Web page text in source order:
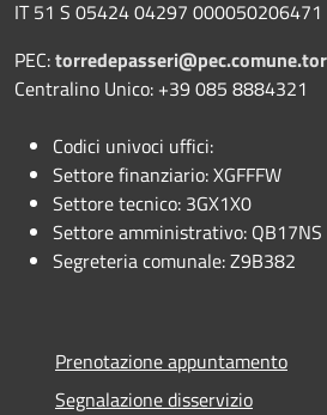
IT 51 S 05424 04297 000050206471
PEC:
Centralino Unico: +39 085 8884321
Codici univoci uffici:
Settore finanziario: XGFFFW
Settore tecnico: 3GX1X0
Settore amministrativo: QB17NS
Segreteria comunale: Z9B382
Prenotazione appuntamento
Segnalazione disservizio